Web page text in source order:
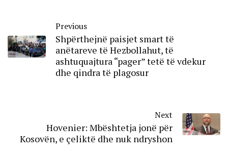
Previous
Shpërthejnë paisjet smart të
anëtareve të Hezbollahut, të
ashtuquajtura “pager” tetë të vdekur
dhe qindra të plagosur
Next
Hovenier: Mbështetja jonë për
Kosovën, e çeliktë dhe nuk ndryshon